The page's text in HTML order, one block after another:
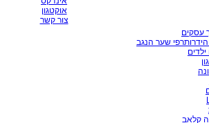
אוקטגון
צור קשר
עסקים
שער הנגב
ילדים
קלאב